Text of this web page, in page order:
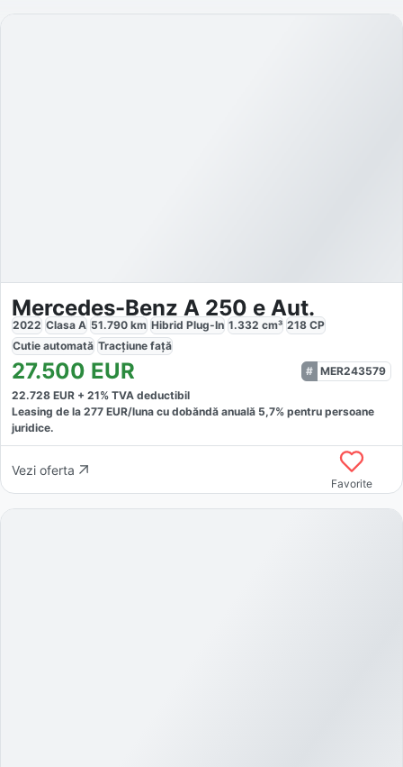
Mercedes-Benz A 250 e Aut.
2022 Clasa A 51.790 km Hibrid Plug-In 1.332 cm³ 218 CP
Cutie automată Tracțiune față
27.500 EUR
MER243579
22.728 EUR + 21% TVA deductibil
Leasing de la 277 EUR/luna cu dobăndă anuală 5,7% pentru persoane
juridice.
Vezi oferta
Favorite